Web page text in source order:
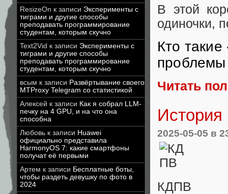
ResizeOn к записи Эксперименты с
тиграми и другие способы
преподавать программирование
студентам, которым скучно
Text2Vid к записи Эксперименты с
тиграми и другие способы
преподавать программирование
студентам, которым скучно
всым к записи Развёртывание своего
MTProxy Telegram со статистикой
Алексей к записи Как я собрал LLM-
печку на 4 GPU, и на что она
способна
Любовь к записи Huawei
официально представила
HarmonyOS 7: какие смартфоны
получат её первыми
Артем к записи Бесплатные боты,
чтобы раздеть девушку по фото в
2024
В этой
одиночки,
Кто
проблемы
Читать
История
2025-05-05 в
КДПВ